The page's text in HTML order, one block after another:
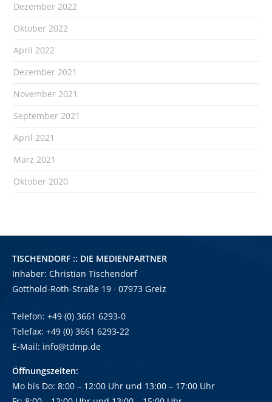
Dezember 2022
Oktober 2022
April 2022
Dezember 2021
November 2021
September 2021
April 2021
März 2021
Oktober 2020
TISCHENDORF :: DIE MEDIENPARTNER
Inhaber: Christian Tischendorf
Gotthold-Roth-Straße 19 · 07973 Greiz
Telefon: +49 (0) 3661 6293-0
Telefax: +49 (0) 3661 6293-22
E-Mail: info@tdmp.de
Öffnungszeiten:
Mo bis Do: 8:00 – 12:00 Uhr und 13:00 – 17:00 Uhr